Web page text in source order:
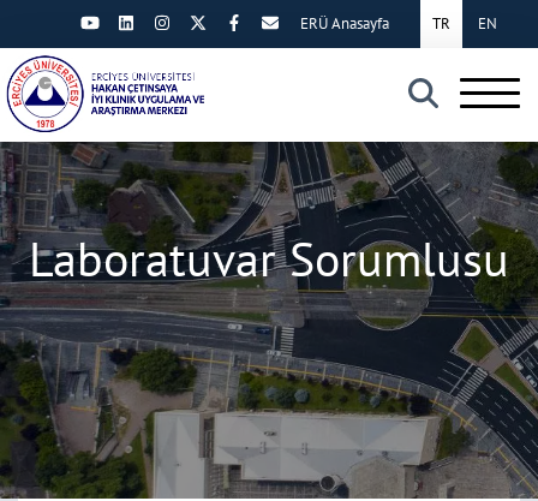
×
TR EN
ERÜ Anasayfa
Laboratuvar Sorumlusu